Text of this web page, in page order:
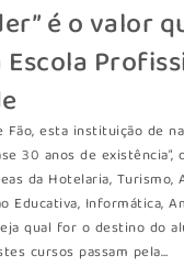
é o valor
Fão, esta instituição de
30 anos de
da Hotelaria, Turismo,
Educativa, Informática,
qual for o destino do
cursos passam pela…